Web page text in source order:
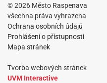
© 2026 Město Raspenava
všechna práva vyhrazena
Ochrana osobních údajů
Prohlášení o přístupnosti
Mapa stránek
Tvorba webových stránek
UVM Interactive